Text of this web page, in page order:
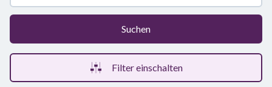
Suchen
Filter einschalten